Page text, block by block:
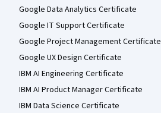
Google Data Analytics Certificate
Google IT Support Certificate
Google Project Management Certificate
Google UX Design Certificate
IBM AI Engineering Certificate
IBM AI Product Manager Certificate
IBM Data Science Certificate